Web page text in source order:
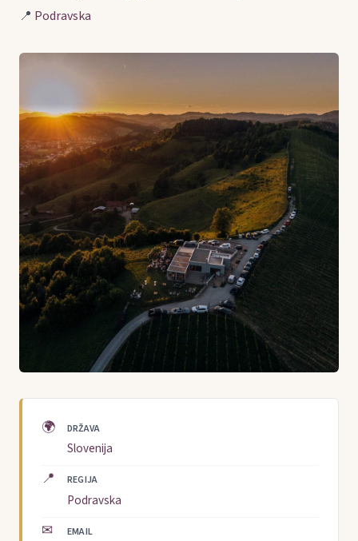
📍 Podravska
🌍 DRŽAVA
Slovenija
📍 REGIJA
Podravska
✉ EMAIL